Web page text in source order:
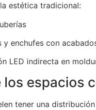
estética tradicional:
y enchufes con
LED indirecta en
los espacios
tener una